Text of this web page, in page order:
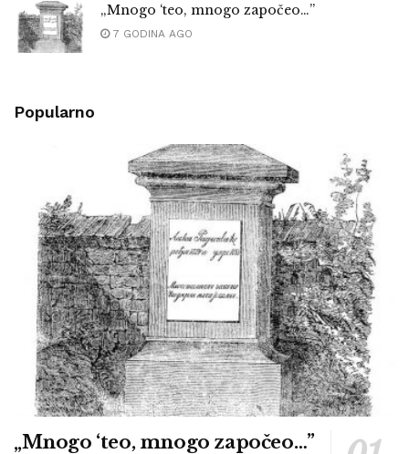
„Mnogo ‘teo, mnogo započeo…”
7 GODINA AGO
Popularno
„Mnogo ‘teo, mnogo započeo…”